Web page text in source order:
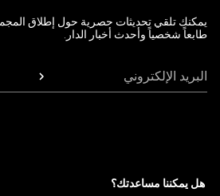
يمكنك تلقي تحديثات حصرية حول إطلاق
طابعاً شخصياً وأحدث أخبار الدار.
البريد الإلكتروني
هل يمكننا مساعدتك؟